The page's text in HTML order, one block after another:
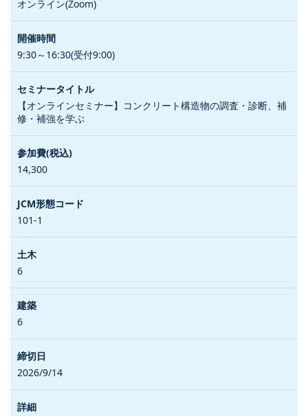
オンライン(Zoom)
9:30～16:30(受付9:00)
【オンラインセミナー】コンクリート構造物の調査・診断、補
修・補強を学ぶ
14,300
101-1
6
6
2026/9/14